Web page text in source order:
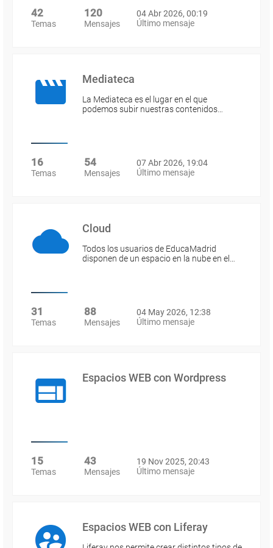
42
Temas
120
Mensajes
04 Abr 2026, 00:19
Último mensaje
Mediateca
La Mediateca es el lugar en el que
podemos subir nuestras contenidos…
16
Temas
54
Mensajes
07 Abr 2026, 19:04
Último mensaje
Cloud
Todos los usuarios de EducaMadrid
disponen de un espacio en la nube en el…
31
Temas
88
Mensajes
04 May 2026, 12:38
Último mensaje
Espacios WEB con Wordpress
15
Temas
43
Mensajes
19 Nov 2025, 20:43
Último mensaje
Espacios WEB con Liferay